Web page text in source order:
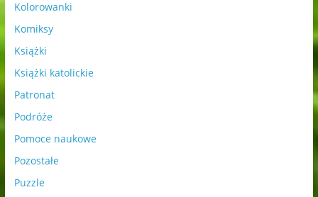
Kolorowanki
Komiksy
Książki
Książki katolickie
Patronat
Podróże
Pomoce naukowe
Pozostałe
Puzzle